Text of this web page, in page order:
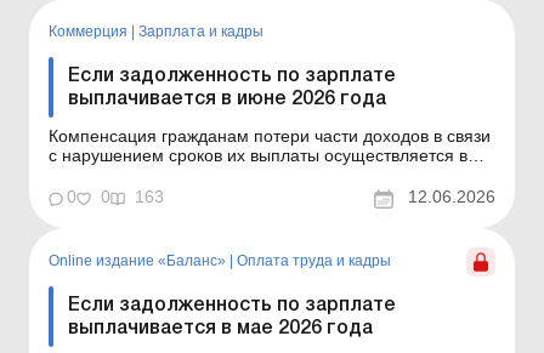
произведение нач...
Коммерция Зарплата и кадры
Если задолженность по зарплате
выплачивается в июне 2026 года
Компенсация гражданам потери части доходов в связи
с нарушением сроков их выплаты осуществляется в
календарных месяцев в соответствии с Порядком,
утвержденным постановлением КМУ от 21.02.2001 №
произведение начис...
0 0 163 12.06.2026
Online издание «Баланс» | Оплата труда и кадры
Если задолженность по зарплате
выплачивается в мае 2026 года